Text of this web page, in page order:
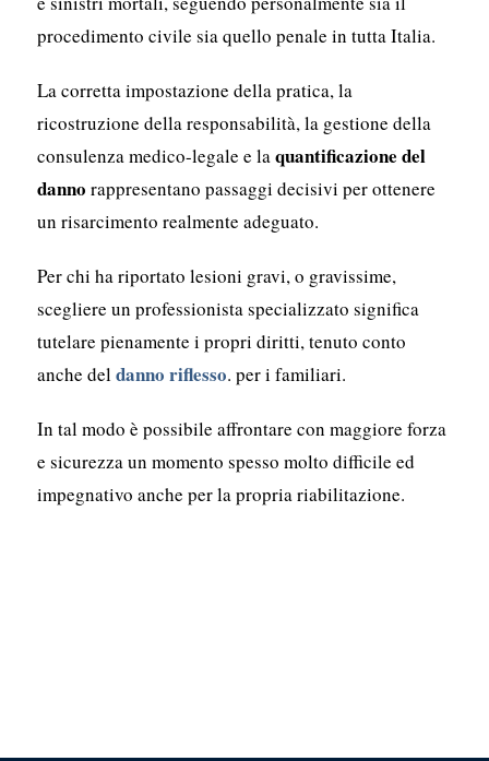
procedimento civile sia quello penale in tutta Italia.
La corretta impostazione della pratica, la
ricostruzione della responsabilità, la gestione della
consulenza medico-legale e laquantificazione del
danno rappresentano passaggi decisivi per ottenere
un risarcimento realmente adeguato.
Per chi ha riportato lesioni gravi, o gravissime,
scegliere un professionista specializzato significa
tutelare pienamente i propri diritti, tenuto conto
anche deldanno riflesso. per i familiari.
In tal modo è possibile affrontare con maggiore forza
e sicurezza un momento spesso molto difficile ed
impegnativo anche per la propria riabilitazione.